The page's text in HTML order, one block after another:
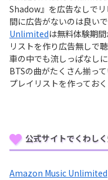
Shadow』を広告なしで
間に広告がないのは良い
Unlimitedは無料体験期
リストを作り広告無しで
車の中でも流しっぱなし
BTSの曲がたくさん揃っ
プレイリストを作ってお
公式サイトでくわし
Amazon Music Unlimited